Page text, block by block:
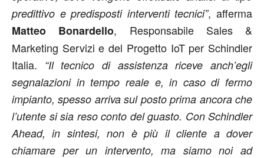
predittivo e predisposti interventi tecnici”, afferma
Matteo Bonardello, Responsabile Sales &
Marketing Servizi e del Progetto IoT per Schindler
Italia. “Il tecnico di assistenza riceve anch’egli
segnalazioni in tempo reale e, in caso di fermo
impianto, spesso arriva sul posto prima ancora che
l’utente si sia reso conto del guasto. Con Schindler
Ahead, in sintesi, non è più il cliente a dover
chiamare per un intervento, ma siamo noi ad